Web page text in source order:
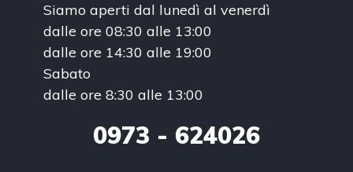
Siamo aperti dal lunedì al venerdì
dalle ore 08:30 alle 13:00
dalle ore 14:30 alle 19:00
Sabato
dalle ore 8:30 alle 13:00
0973 - 624026